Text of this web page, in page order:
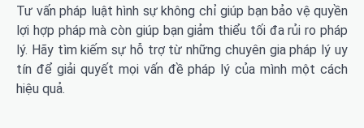
Tư vấn pháp luật hình sự không chỉ giúp bạn bảo vệ quyền
lợi hợp pháp mà còn giúp bạn giảm thiểu tối đa rủi ro pháp
lý. Hãy tìm kiếm sự hỗ trợ từ những chuyên gia pháp lý uy
tín để giải quyết mọi vấn đề pháp lý của mình một cách
hiệu quả.